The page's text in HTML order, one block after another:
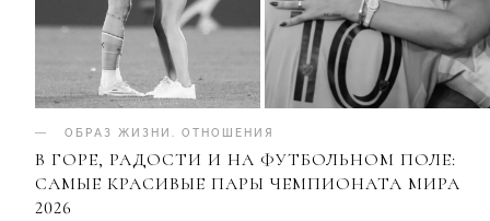
ОБРАЗ ЖИЗНИ ОТНОШЕНИЯ
В ГОРЕ, РАДОСТИ И НА ФУТБОЛЬНОМ ПОЛЕ:
САМЫЕ КРАСИВЫЕ ПАРЫ ЧЕМПИОНАТА МИРА
2026